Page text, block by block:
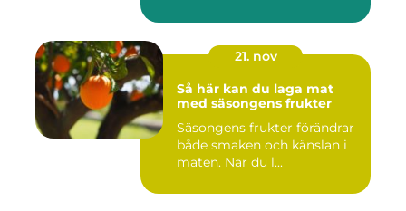
21. nov
Så här kan du laga mat
med säsongens frukter
Säsongens frukter förändrar
både smaken och känslan i
maten. När du l...